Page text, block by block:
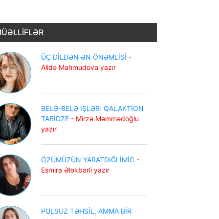
ÜÇ DİLDƏN ƏN ÖNƏMLİSİ -
Alidə Mahmudova yazır
BELƏ-BELƏ İŞLƏR: QALAKTİON
TABİDZE - Mirzə Məmmədoğlu
yazır
ÖZÜMÜZÜN YARATDIĞI İMİC -
Esmira Ələkbərli yazır
PULSUZ TƏHSİL, AMMA BİR